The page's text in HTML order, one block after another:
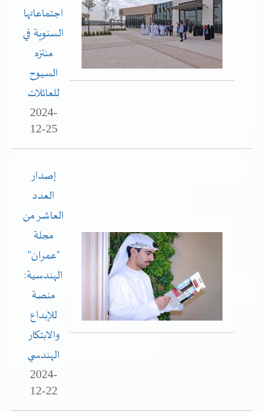
الأسئلة الشائعة
سياسة النظام الإداري المتكامل
جوائز و شهادات
المنشآت العمرانية
خدمات الدائرة
التحقق من حالة معاملة
تسجيل شركة جديدة
Vendor Portal - منصة الشركات
اجتماعاتها
السنوية في
منتزه
السيوح
للعائلات
2024-
12-25
إصدار
العدد
العاشر من
مجلة
"عمران"
الهندسية:
منصة
للإبداع
والابتكار
الهندسي
2024-
12-22